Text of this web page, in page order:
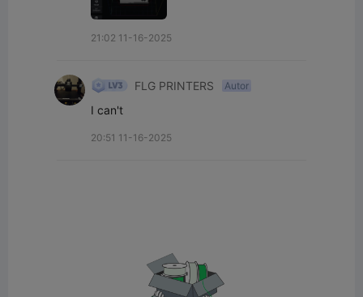
21:02 11-16-2025
FLG PRINTERS Autor
I can't
20:51 11-16-2025